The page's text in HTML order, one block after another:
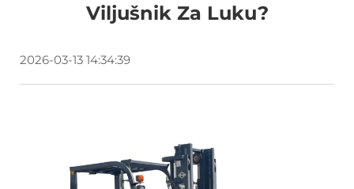
Viljušnik Za Luku?
2026-03-13 14:34:39